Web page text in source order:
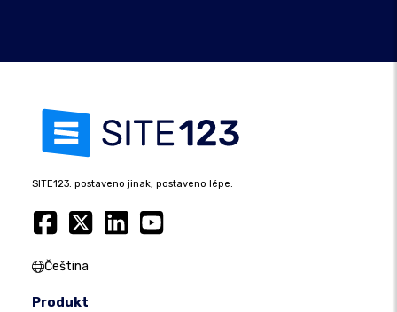
SITE123: postaveno jinak, postaveno lépe.
Čeština
Produkt